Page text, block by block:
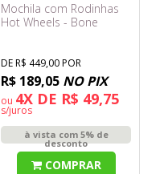
Mochila com Rodinhas
Hot Wheels - Bone
DE R$ 449,00 POR
R$ 189,05 NO PIX
ou 4X DE R$ 49,75
s/juros
à vista com 5% de
desconto
COMPRAR